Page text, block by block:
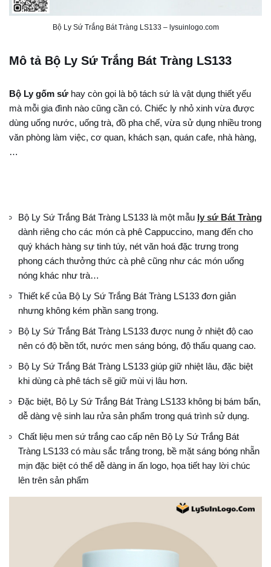
Bộ Ly Sứ Trắng Bát Tràng LS133 – lysuinlogo.com
Mô tả Bộ Ly Sứ Trắng Bát Tràng LS133
Bộ Ly gốm sứ hay còn gọi là bộ tách sứ là vật dụng thiết yếu
mà mỗi gia đình nào cũng cần có. Chiếc ly nhỏ xinh vừa được
dùng uống nước, uống trà, đồ pha chế, vừa sử dụng nhiều trong
văn phòng làm việc, cơ quan, khách sạn, quán cafe, nhà hàng,
…
Bộ Ly Sứ Trắng Bát Tràng LS133 là một mẫu ly sứ Bát Tràng
dành riêng cho các món cà phê Cappuccino, mang đến cho
quý khách hàng sự tinh túy, nét văn hoá đặc trưng trong
phong cách thưởng thức cà phê cũng như các món uống
nóng khác như trà…
Thiết kế của Bộ Ly Sứ Trắng Bát Tràng LS133 đơn giản
nhưng không kém phần sang trọng.
Bộ Ly Sứ Trắng Bát Tràng LS133 được nung ở nhiệt độ cao
nên có độ bền tốt, nước men sáng bóng, độ thấu quang cao.
Bộ Ly Sứ Trắng Bát Tràng LS133 giúp giữ nhiệt lâu, đặc biệt
khi dùng cà phê tách sẽ giữ mùi vị lâu hơn.
Đặc biệt, Bộ Ly Sứ Trắng Bát Tràng LS133 không bị bám bẩn,
dễ dàng vệ sinh lau rửa sản phẩm trong quá trình sử dụng.
Chất liệu men sứ trắng cao cấp nên Bộ Ly Sứ Trắng Bát
Tràng LS133 có màu sắc trắng trong, bề mặt sáng bóng nhẵn
mịn đặc biệt có thể dễ dàng in ấn logo, họa tiết hay lời chúc
lên trên sản phẩm